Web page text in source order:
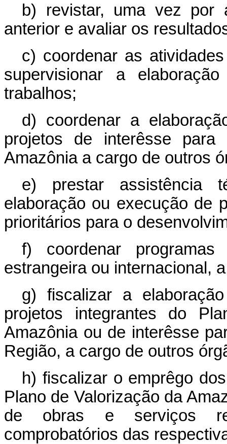
b) revistar, uma vez por
anterior e avaliar os
c) coordenar as
supervisionar a
trabalhos;
d) coordenar a
projetos de interêsse para
Amazônia a cargo de outros
e) prestar assistência
elaboração ou execução de
prioritários para o
f) coordenar
estrangeira ou internacional,
g) fiscalizar a
projetos integrantes do
Amazônia ou de interêsse
Região, a cargo de outros
h) fiscalizar o emprêgo
Plano de Valorização da
de obras e serviços
comprobatórios das